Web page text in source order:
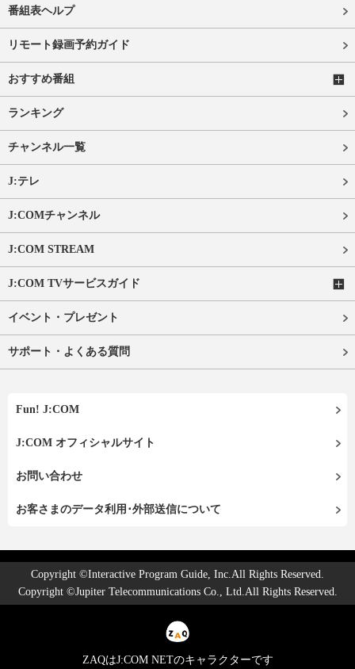
番組表ヘルプ
リモート録画予約ガイド
おすすめ番組
ランキング
チャンネル一覧
J:テレ
J:COMチャンネル
J:COM STREAM
J:COM TVサービスガイド
イベント・プレゼント
サポート・よくある質問
Fun! J:COM
J:COM オフィシャルサイト
お問い合わせ
お客さまのデータ利用･外部送信について
Copyright ©Interactive Program Guide, Inc.All Rights Reserved.
Copyright ©Jupiter Telecommunications Co., Ltd.All Rights Reserved.
ZAQはJ:COM NETのキャラクターです